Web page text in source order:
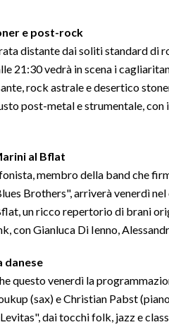
e post-rock
distante dai soliti standard di
21:30 vedrà in scena i
rock astrale e desertico
post-metal e strumentale,
al Bflat
membro della band che
Brothers", arriverà venerdì
un ricco repertorio di brani
con Gianluca Di Ienno,
danese
questo venerdì la
(sax) e Christian Pabst
dai tocchi folk, jazz e